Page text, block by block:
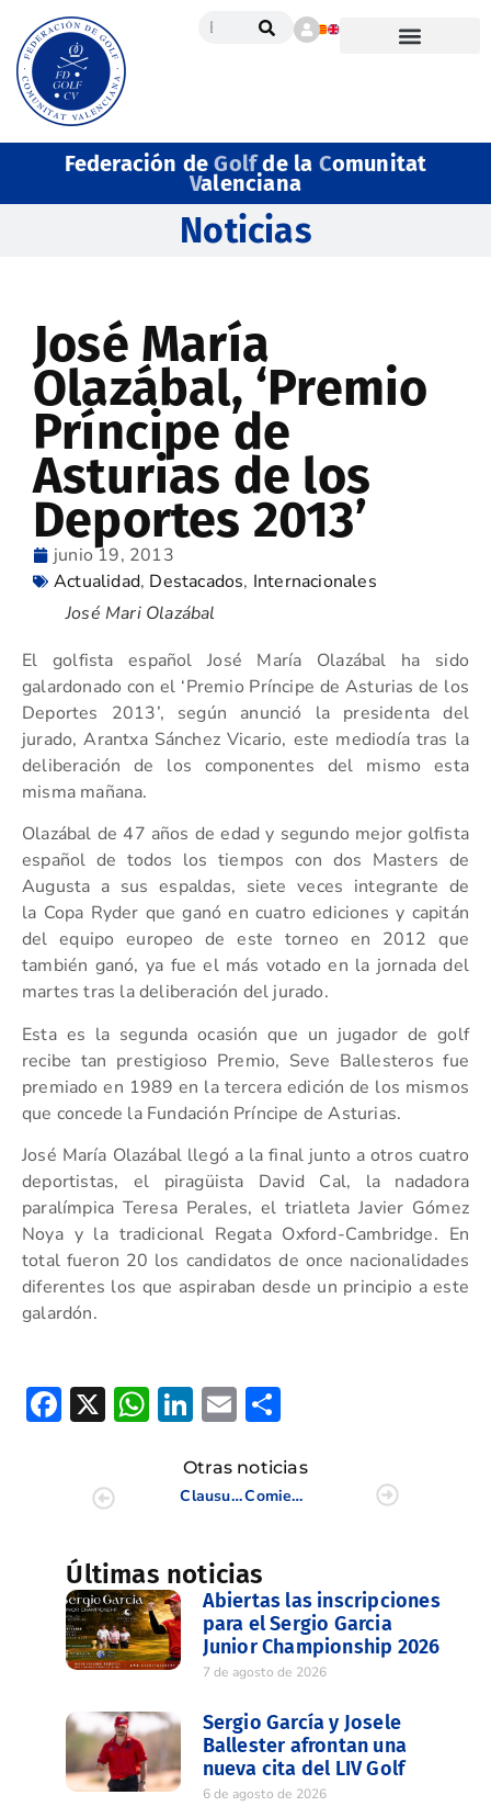
Federación deGolfde la Comunitat
Valenciana
Noticias
José María
Olazábal, ‘Premio
Príncipe de
Asturias de los
Deportes 2013’
junio 19, 2013
Actualidad, Destacados, Internacionales
José Mari Olazábal
El golfista español José María Olazábal ha sido
galardonado con el ‘Premio Príncipe de Asturias de los
Deportes 2013’, según anunció la presidenta del
jurado, Arantxa Sánchez Vicario, este mediodía tras la
deliberación de los componentes del mismo esta
misma mañana.
Olazábal de 47 años de edad y segundo mejor golfista
español de todos los tiempos con dos Masters de
Augusta a sus espaldas, siete veces integrante de
la Copa Ryder que ganó en cuatro ediciones y capitán
del equipo europeo de este torneo en 2012 que
también ganó, ya fue el más votado en la jornada del
martes tras la deliberación del jurado.
Esta es la segunda ocasión que un jugador de golf
recibe tan prestigioso Premio, Seve Ballesteros fue
premiado en 1989 en la tercera edición de los mismos
que concede la Fundación Príncipe de Asturias.
José María Olazábal llegó a la final junto a otros cuatro
deportistas, el piragüista David Cal, la nadadora
paralímpica Teresa Perales, el triatleta Javier Gómez
Noya y la tradicional Regata Oxford-Cambridge. En
total fueron 20 los candidatos de once nacionalidades
diferentes los que aspiraban desde un principio a este
galardón.
Facebook
X WhatsApp
LinkedIn
Email
Otras noticias
Clausurado el XXXVIII Congreso Nacional de Federaciones Autonómicas de Golf celebrado en Benidorm
Comienzan las concentraciones de cara a preparar los Interterritoriales 2013
Últimas noticias
Abiertas las inscripciones
para el Sergio Garcia
Junior Championship 2026
7 de agosto de 2026
Sergio García y Josele
Ballester afrontan una
nueva cita del LIV Golf
6 de agosto de 2026